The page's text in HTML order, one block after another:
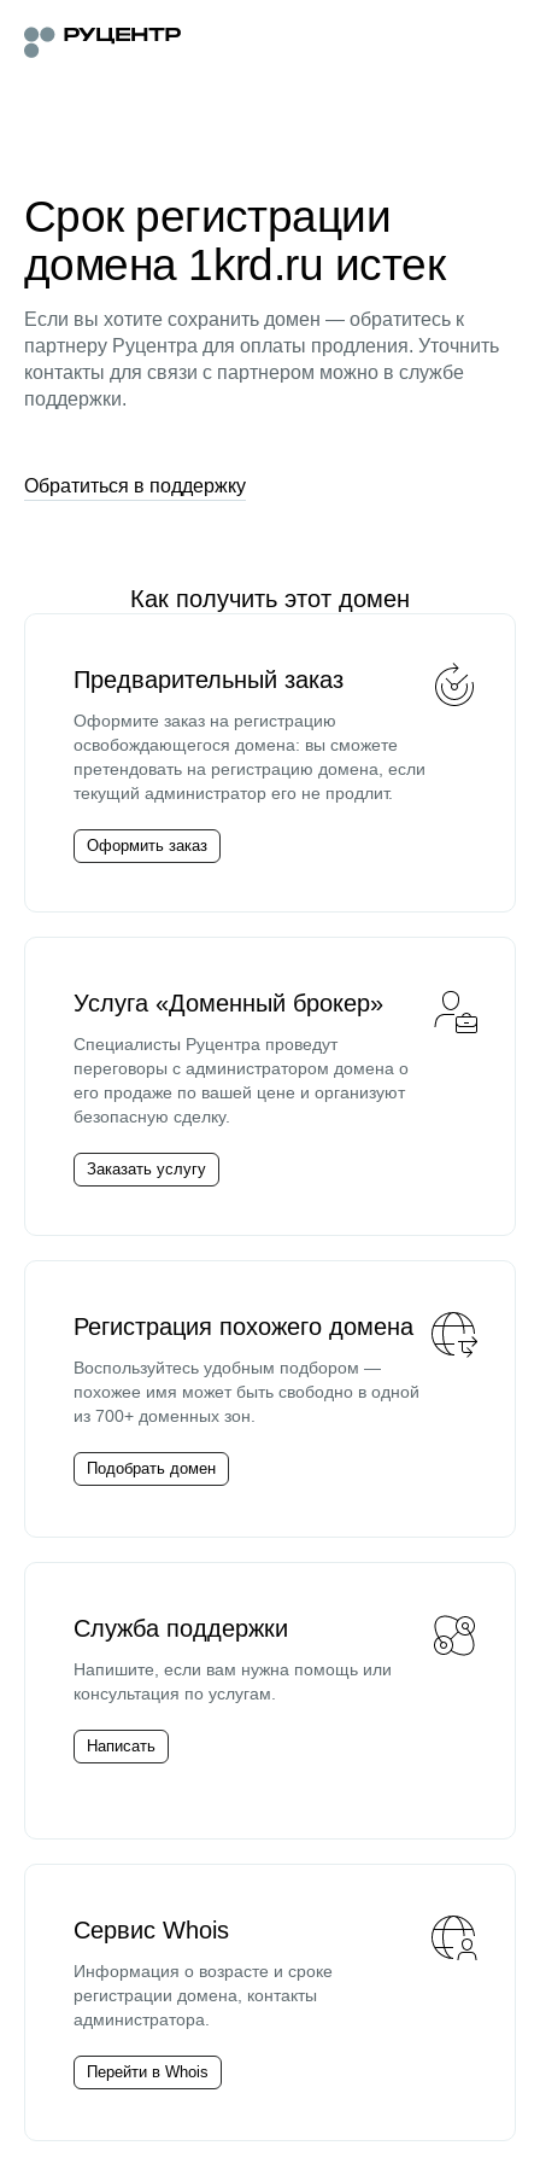
Срок регистрации
домена 1krd.ru истек
Если вы хотите сохранить домен — обратитесь к
партнеру Руцентра для оплаты продления. Уточнить
контакты для связи с партнером можно в службе
поддержки.
Обратиться в поддержку
Как получить этот домен
Предварительный заказ
Оформите заказ на регистрацию
освобождающегося домена: вы сможете
претендовать на регистрацию домена, если
текущий администратор его не продлит.
Оформить заказ
Услуга «Доменный брокер»
Специалисты Руцентра проведут
переговоры с администратором домена о
его продаже по вашей цене и организуют
безопасную сделку.
Заказать услугу
Регистрация похожего домена
Воспользуйтесь удобным подбором —
похожее имя может быть свободно в одной
из 700+ доменных зон.
Подобрать домен
Служба поддержки
Напишите, если вам нужна помощь или
консультация по услугам.
Написать
Сервис Whois
Информация о возрасте и сроке
регистрации домена, контакты
администратора.
Перейти в Whois